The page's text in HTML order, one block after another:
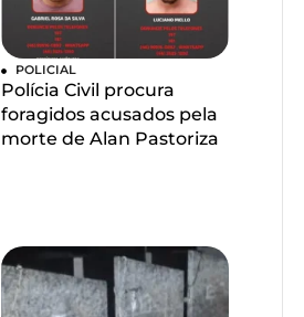
POLICIAL
Polícia Civil procura
foragidos acusados pela
morte de Alan Pastoriza